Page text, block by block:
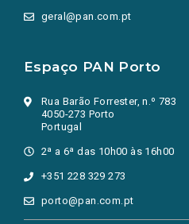
geral@pan.com.pt
Espaço PAN Porto
Rua Barão Forrester, n.º 783
4050-273 Porto
Portugal
2ª a 6ª das 10h00 às 16h00
+351 228 329 273
porto@pan.com.pt